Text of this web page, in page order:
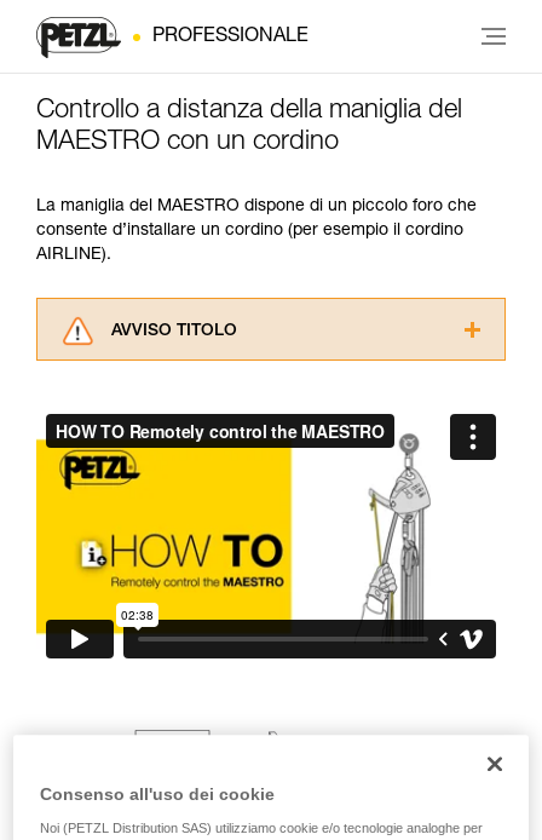
PROFESSIONALE
Controllo a distanza della maniglia del
MAESTRO con un cordino
La maniglia del MAESTRO dispone di un piccolo foro che
consente d’installare un cordino (per esempio il cordino
AIRLINE).
AVVISO TITOLO
consultarlo. Dovete aver compreso le
informazioni dell’istruzione tecnica per poter
capire queste ulteriori informazioni.
La padronanza di queste tecniche richiede una
formazione ed un addestramento specifico.
Verificate con un professionista la vostra
capacità di rifare la manovra, da soli, in piena
sicurezza, prima di riprodurla autonomamente.
Forniamo esempi di tecniche relative alla vostra
attività. Ne possono esistere altre che non
Consenso all'uso dei cookie
Noi (PETZL Distribution SAS) utilizziamo cookie e/o tecnologie analoghe per